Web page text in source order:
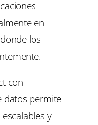
en
los
con
datos permite
y